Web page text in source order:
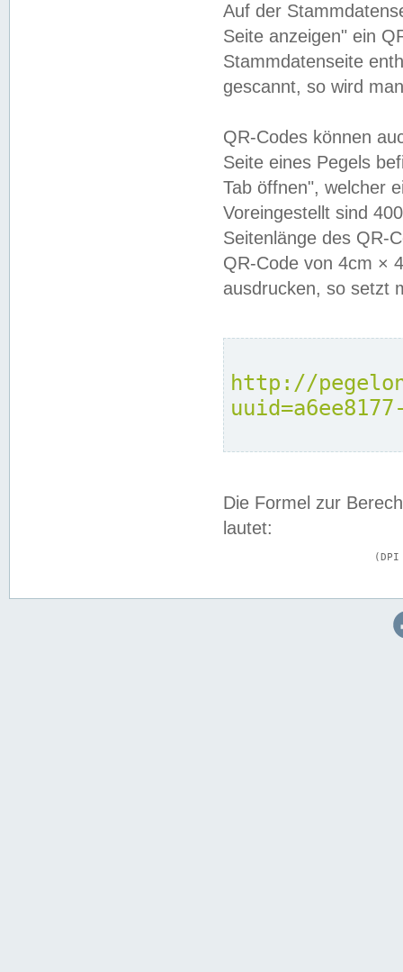
Auf der
Seite anzeigen" ein
Stammdatenseite
gescannt, so wird
QR-Codes können
Seite eines Pegels
Tab öffnen", welcher
Voreingestellt sind
Seitenlänge des QR-
QR-Code von 4cm ×
ausdrucken, so setzt
http://
Die Formel zur
lautet: